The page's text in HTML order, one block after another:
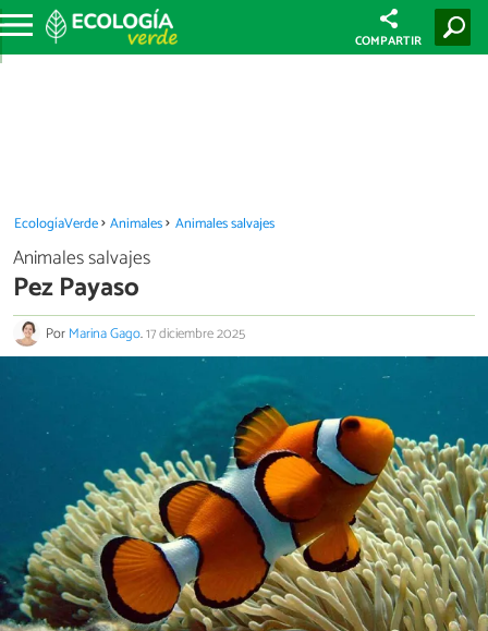
COMPARTIR
EcologíaVerde Animales Animales salvajes
Animales salvajes
Pez Payaso
PorMarina Gago.17 diciembre 2025